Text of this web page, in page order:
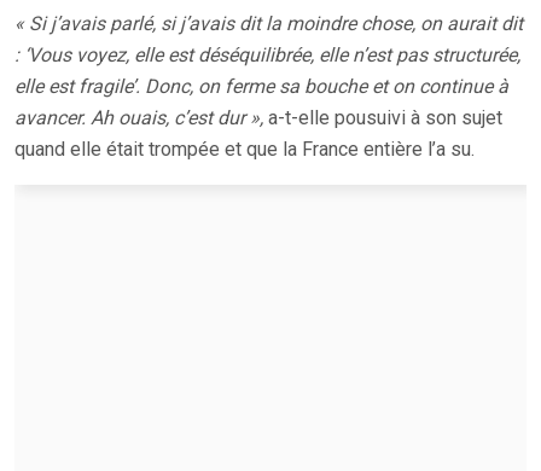
« Si j’avais parlé, si j’avais dit la moindre chose, on aurait dit
: ‘Vous voyez, elle est déséquilibrée, elle n’est pas structurée,
elle est fragile’. Donc, on ferme sa bouche et on continue à
avancer. Ah ouais, c’est dur », a-t-elle pousuivi à son sujet
quand elle était trompée et que la France entière l’a su.